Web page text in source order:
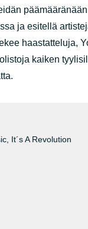
ja esitellä
haastatteluja,
kaiken
It´s A Revolution